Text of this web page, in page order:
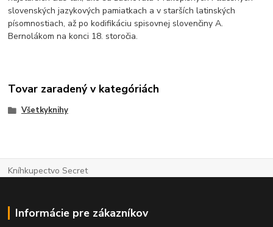
slovenských jazykových pamiatkach a v starších latinských
písomnostiach, až po kodifikáciu spisovnej slovenčiny A.
Bernolákom na konci 18. storočia.
Tovar zaradený v kategóriách
Všetkyknihy
Kníhkupectvo Secret
Informácie pre zákazníkov